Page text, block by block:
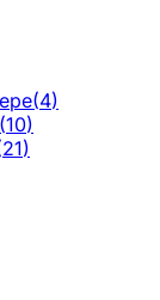
(4)
(10)
21)